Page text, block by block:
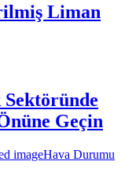
Liman
Sektöründe
Geçin
Hava Durumu